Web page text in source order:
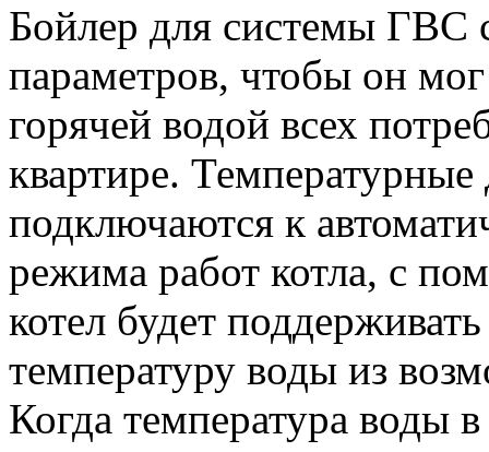
Бойлер для системы ГВС
параметров, чтобы он
горячей водой всех
квартире.
подключаются к
режима работ котла, с
котел будет
температуру воды из
Когда температура воды